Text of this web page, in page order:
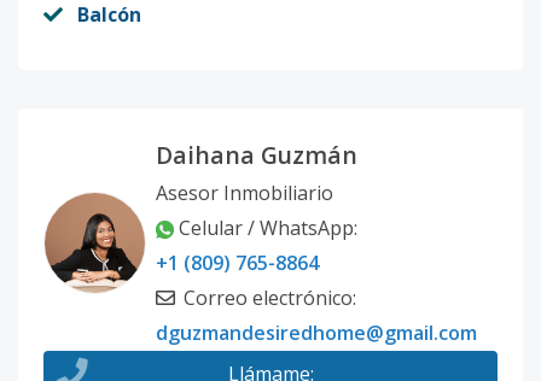
Balcón
Daihana Guzmán
Asesor Inmobiliario
Celular / WhatsApp:
+1 (809) 765-8864
Correo electrónico:
dguzmandesiredhome@gmail.com
Llámame: